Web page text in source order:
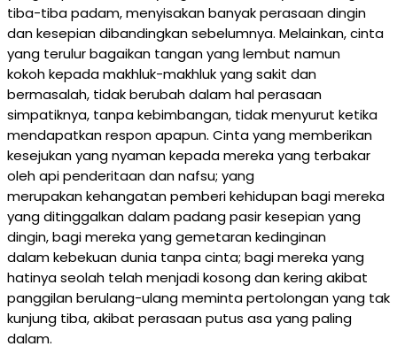
tiba-tiba padam, menyisakan banyak perasaan dingin
dan kesepian dibandingkan sebelumnya. Melainkan, cinta
yang terulur bagaikan tangan yang lembut namun
kokoh kepada makhluk-makhluk yang sakit dan
bermasalah, tidak berubah dalam hal perasaan
simpatiknya, tanpa kebimbangan, tidak menyurut ketika
mendapatkan respon apapun. Cinta yang memberikan
kesejukan yang nyaman kepada mereka yang terbakar
oleh api penderitaan dan nafsu; yang
merupakan kehangatan pemberi kehidupan bagi mereka
yang ditinggalkan dalam padang pasir kesepian yang
dingin, bagi mereka yang gemetaran kedinginan
dalam kebekuan dunia tanpa cinta; bagi mereka yang
hatinya seolah telah menjadi kosong dan kering akibat
panggilan berulang-ulang meminta pertolongan yang tak
kunjung tiba, akibat perasaan putus asa yang paling
dalam.